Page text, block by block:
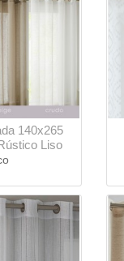
140x265
Liso